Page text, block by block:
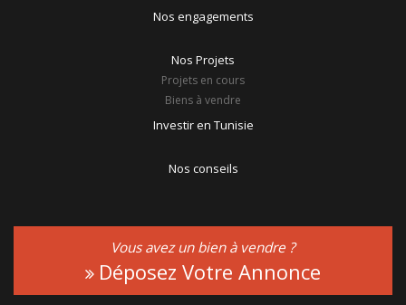
Nos engagements
Nos Projets
Projets en cours
Biens à vendre
Investir en Tunisie
Nos conseils
Vous avez un bien à vendre ?
Déposez Votre Annonce